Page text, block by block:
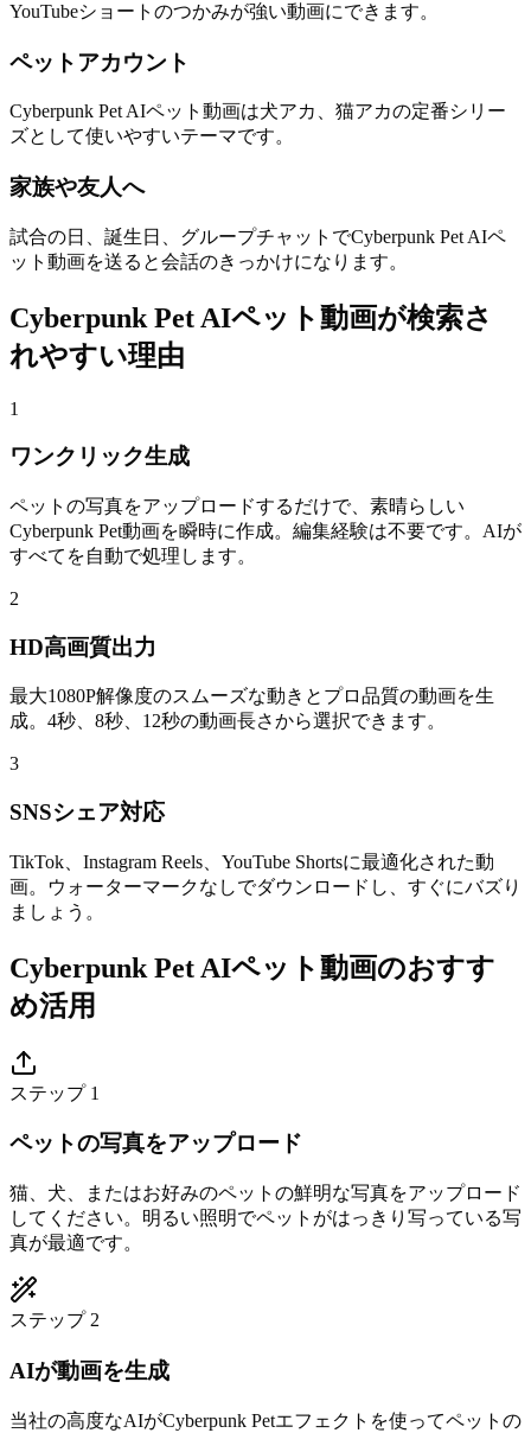
YouTubeショートのつかみが強い動画にできます。
ペットアカウント
Cyberpunk Pet AIペット動画は犬アカ、猫アカの定番シリー
ズとして使いやすいテーマです。
家族や友人へ
試合の日、誕生日、グループチャットでCyberpunk Pet AIペ
ット動画を送ると会話のきっかけになります。
Cyberpunk Pet AIペット動画が検索さ
れやすい理由
1
ワンクリック生成
ペットの写真をアップロードするだけで、素晴らしい
Cyberpunk Pet動画を瞬時に作成。編集経験は不要です。AIが
すべてを自動で処理します。
2
HD高画質出力
最大1080P解像度のスムーズな動きとプロ品質の動画を生
成。4秒、8秒、12秒の動画長さから選択できます。
3
SNSシェア対応
TikTok、Instagram Reels、YouTube Shortsに最適化された動
画。ウォーターマークなしでダウンロードし、すぐにバズり
ましょう。
Cyberpunk Pet AIペット動画のおすす
め活用
ステップ 1
ペットの写真をアップロード
猫、犬、またはお好みのペットの鮮明な写真をアップロード
してください。明るい照明でペットがはっきり写っている写
真が最適です。
ステップ 2
AIが動画を生成
当社の高度なAIがCyberpunk Petエフェクトを使ってペットの